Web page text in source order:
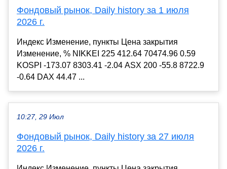
Фондовый рынок, Daily history за 1 июля
2026 г.
Индекс Изменение, пункты Цена закрытия
Изменение, % NIKKEI 225 412.64 70474.96 0.59
KOSPI -173.07 8303.41 -2.04 ASX 200 -55.8 8722.9
-0.64 DAX 44.47 ...
10:27, 29 Июл
Фондовый рынок, Daily history за 27 июля
2026 г.